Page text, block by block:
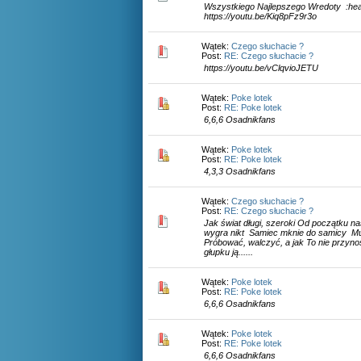
Wszystkiego Najlepszego Wredoty
https://youtu.be/Kiq8pFz9r3o
Wątek: Czego słuchacie ?
Post: RE: Czego słuchacie ?
https://youtu.be/vClqvioJETU
Wątek: Poke lotek
Post: RE: Poke lotek
6,6,6 Osadnikfans
Wątek: Poke lotek
Post: RE: Poke lotek
4,3,3 Osadnikfans
Wątek: Czego słuchacie ?
Post: RE: Czego słuchacie ?
Jak świat długi, szeroki Od początku
wygra nikt Samiec mknie do samicy
Próbować, walczyć, a jak To nie
głupku ją......
Wątek: Poke lotek
Post: RE: Poke lotek
6,6,6 Osadnikfans
Wątek: Poke lotek
Post: RE: Poke lotek
6,6,6 Osadnikfans